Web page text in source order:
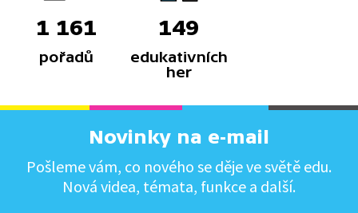
1 161
pořadů
149
edukativních
her
Novinky na e-mail
Pošleme vám, co nového se děje ve světě edu.
Nová videa, témata, funkce a další.